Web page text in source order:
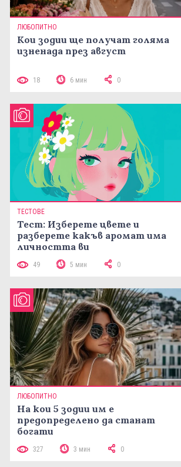
ЛЮБОПИТНО
Кои зодии ще получат голяма
изненада през август
18 6 мин 0
ТЕСТОВЕ
Тест: Изберете цвете и
разберете какъв аромат има
личността ви
49 5 мин 0
ЛЮБОПИТНО
На кои 5 зодии им е
предопределено да станат
богати
327 3 мин 0